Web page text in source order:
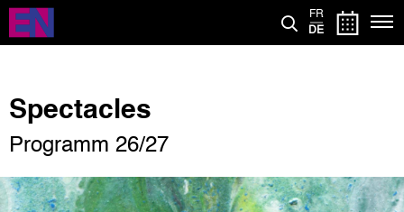
Direkt
zum
Inhalt
FR
DE
Spectacles
Programm 26/27